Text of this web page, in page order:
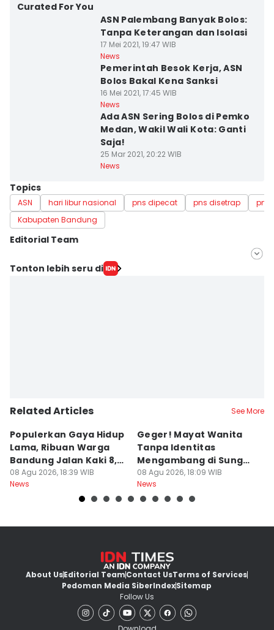
Curated For You
ASN Palembang Banyak Bolos:
Tanpa Keterangan dan Isolasi
17 Mei 2021, 19:47 WIB
News
Pemerintah Besok Kerja, ASN
Bolos Bakal Kena Sanksi
16 Mei 2021, 17:45 WIB
News
Ada ASN Sering Bolos di Pemko
Medan, Wakil Wali Kota: Ganti
Saja!
25 Mar 2021, 20:22 WIB
News
Topics
ASN hari libur nasional pns dipecat pns disetrap
pns
Kabupaten Bandung
Editorial Team
Editor
Tonton lebih seru di
Related Articles See More
Populerkan Gaya Hidup
Lama, Ribuan Warga
Bandung Jalan Kaki 8,8
Km
08 Agu 2026, 18:39 WIB
News
Geger! Mayat Wanita
Tanpa Identitas
Mengambang di Sungai
Cibatu
08 Agu 2026, 18:09 WIB
News
About UsEditorial TeamContact UsTerms of Services
Pedoman Media SiberIndexSitemap
Follow Us